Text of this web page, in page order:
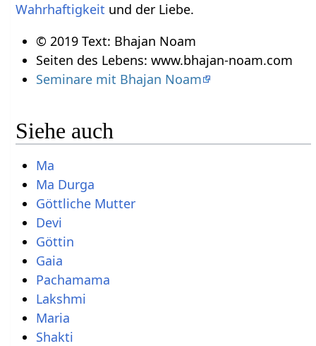
Wahrhaftigkeit und der Liebe.
© 2019 Text: Bhajan Noam
Seiten des Lebens: www.bhajan-noam.com
Seminare mit Bhajan Noam
Siehe auch
Ma
Ma Durga
Göttliche Mutter
Devi
Göttin
Gaia
Pachamama
Lakshmi
Maria
Shakti